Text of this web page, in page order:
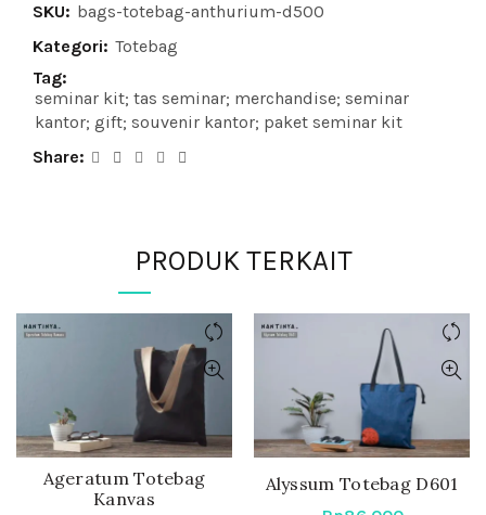
SKU: bags-totebag-anthurium-d500
Kategori: Totebag
Tag:
seminar kit; tas seminar; merchandise; seminar
kantor; gift; souvenir kantor; paket seminar kit
Share
PRODUK TERKAIT
Ageratum Totebag
Kanvas
Alyssum Totebag D601